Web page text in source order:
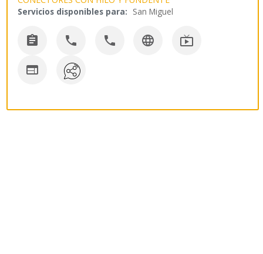
Servicios disponibles para: San Miguel
    
